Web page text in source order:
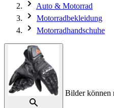
Auto & Motorrad
Motorradbekleidung
Motorradhandschuhe
Bilder können